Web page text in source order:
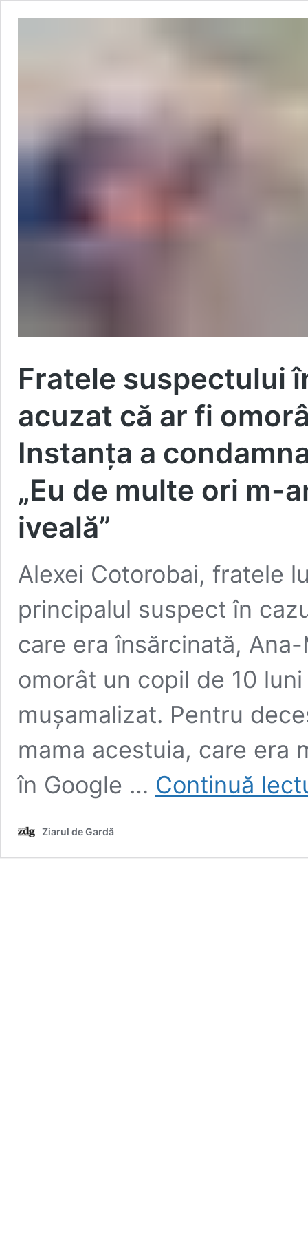
Fratele suspectului
acuzat că ar fi
Instanța a
„Eu de multe ori m-
iveală”
Alexei Cotorobai, fratele
principalul suspect în
care era însărcinată,
omorât un copil de 10
mușamalizat. Pentru
mama acestuia, care era
în Google … Continuă
Ziarul de Gardă